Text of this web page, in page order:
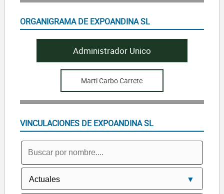
ORGANIGRAMA DE EXPOANDINA SL
Administrador Unico
Marti Carbo Carrete
VINCULACIONES DE EXPOANDINA SL